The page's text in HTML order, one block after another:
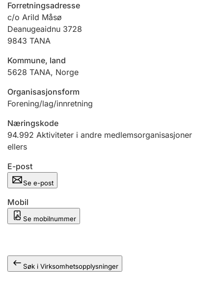
Jeger
Betaling og jegeravgiftskort
Ektepaktveileder
Offentlig sektor
Andre tema
Forretningsadresse
c/o Arild Måsø
Deanugeaidnu 3728
9843 TANA
Kommune, land
5628 TANA, Norge
Organisasjonsform
Forening/lag/innretning
Næringskode
94.992 Aktiviteter i andre medlemsorganisasjoner
ellers
E-post
Se e-post
Mobil
Se mobilnummer
Søk i Virksomhetsopplysninger